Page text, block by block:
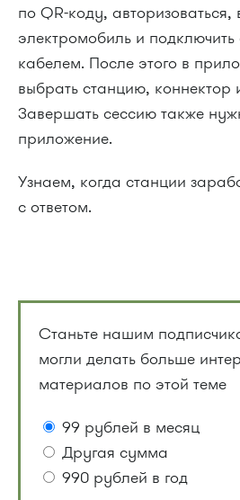
по QR-коду, авторизоваться,
электромобиль и подключить
кабелем. После этого в
выбрать станцию, коннектор
Завершать сессию также
приложение.
Узнаем, когда станции
с ответом.
Станьте нашим
могли делать больше
материалов по этой теме
99 рублей в месяц
Другая сумма
990 рублей в год